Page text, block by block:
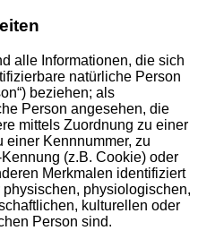
alle Informationen, die sich
natürliche Person
beziehen; als
Person angesehen, die
mittels Zuordnung zu einer
einer Kennnummer, zu
(z.B. Cookie) oder
Merkmalen identifiziert
physiologischen,
kulturellen oder
Person sind.